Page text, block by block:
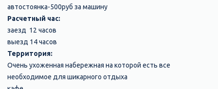
автостоянка-500руб за машину
Расчетный час:
заезд 12 часов
выезд 14 часов
Территория:
Очень ухоженная набережная на которой есть все
необходимое для шикарного отдыха